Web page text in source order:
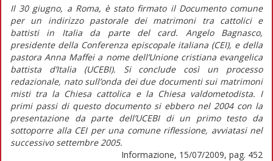
Il 30 giugno, a Roma, è stato firmato il Documento comune
per un indirizzo pastorale dei matrimoni tra cattolici e
battisti in Italia da parte del card. Angelo Bagnasco,
presidente della Conferenza episcopale italiana (CEI), e della
pastora Anna Maffei a nome dell’Unione cristiana evangelica
battista d’Italia (UCEBI). Si conclude così un processo
redazionale, nato sull’onda dei due documenti sui matrimoni
misti tra la Chiesa cattolica e la Chiesa valdometodista. I
primi passi di questo documento si ebbero nel 2004 con la
presentazione da parte dell’UCEBI di un primo testo da
sottoporre alla CEI per una comune riflessione, avviatasi nel
successivo settembre 2005.
Informazione, 15/07/2009, pag. 452